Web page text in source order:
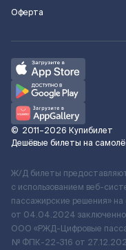
Оферта
© 2011–2026 Купибилет
Дешёвые билеты на
Ж/Д билеты
с использованием веб-
пассажирские решения»
от 04.04.2024
ООО «РЖД-Цифровые
№ ФПК-22-316 от